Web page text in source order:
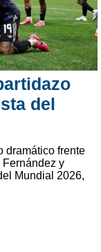
del
dramático frente
Fernández y
Mundial 2026,